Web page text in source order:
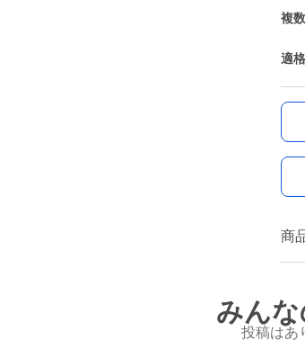
複
適
商
みん
投稿はあ